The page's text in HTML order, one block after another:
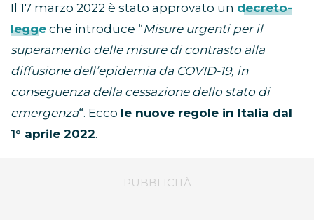
Il 17 marzo 2022 è stato approvato un decreto-
legge che introduce “Misure urgenti per il
superamento delle misure di contrasto alla
diffusione dell’epidemia da COVID-19, in
conseguenza della cessazione dello stato di
emergenza“. Ecco le nuove regole in Italia dal
1° aprile 2022.